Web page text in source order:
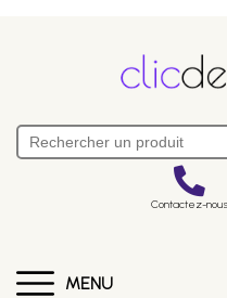
Contactez-nous
MENU